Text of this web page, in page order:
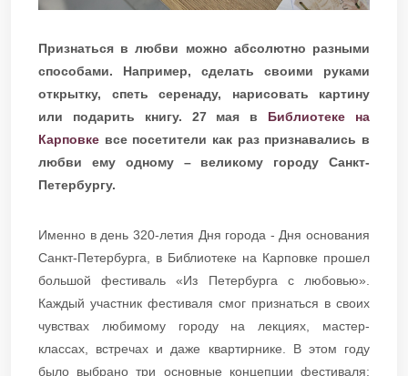
Признаться в любви можно абсолютно разными
способами. Например, сделать своими руками
открытку, спеть серенаду, нарисовать картину
или подарить книгу. 27 мая в Библиотеке на
Карповке все посетители как раз признавались в
любви ему одному – великому городу Санкт-
Петербургу.
Именно в день 320-летия Дня города - Дня основания
Санкт-Петербурга, в Библиотеке на Карповке прошел
большой фестиваль «Из Петербурга с любовью».
Каждый участник фестиваля смог признаться в своих
чувствах любимому городу на лекциях, мастер-
классах, встречах и даже квартирнике. В этом году
было выбрано три основные концепции фестиваля: